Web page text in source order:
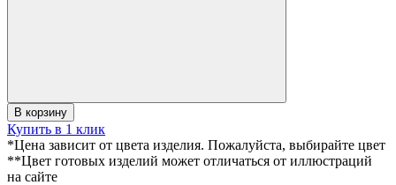
В корзину
Купить в 1 клик
*Цена зависит от цвета изделия. Пожалуйста, выбирайте цвет
**Цвет готовых изделий может отличаться от иллюстраций
на сайте